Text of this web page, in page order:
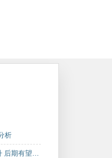
析
后期有望…